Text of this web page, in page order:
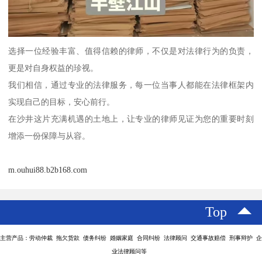
选择一位经验丰富、值得信赖的律师，不仅是对法律行为的负责，
更是对自身权益的珍视。
我们相信，通过专业的法律服务，每一位当事人都能在法律框架内
实现自己的目标，安心前行。
在沙井这片充满机遇的土地上，让专业的律师见证为您的重要时刻
增添一份保障与从容。
m.ouhui88.b2b168.com
Top
主营产品：劳动仲裁 拖欠货款 债务纠纷 婚姻家庭 合同纠纷 法律顾问 交通事故赔偿 刑事辩护 企
业法律顾问等